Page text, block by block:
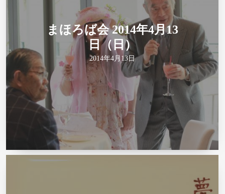
まほろば会 2014年4月13
日（日）
2014年4月13日